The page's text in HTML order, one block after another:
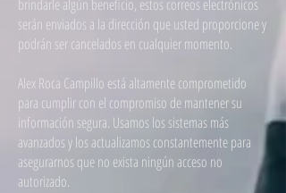
brindarle algún beneficio, estos correos electrónicos
serán enviados a la dirección que usted proporcione y
podrán ser cancelados en cualquier momento.
Alex Roca Campillo está altamente comprometido
para cumplir con el compromiso de mantener su
información segura. Usamos los sistemas más
avanzados y los actualizamos constantemente para
asegurarnos que no exista ningún acceso no
autorizado.